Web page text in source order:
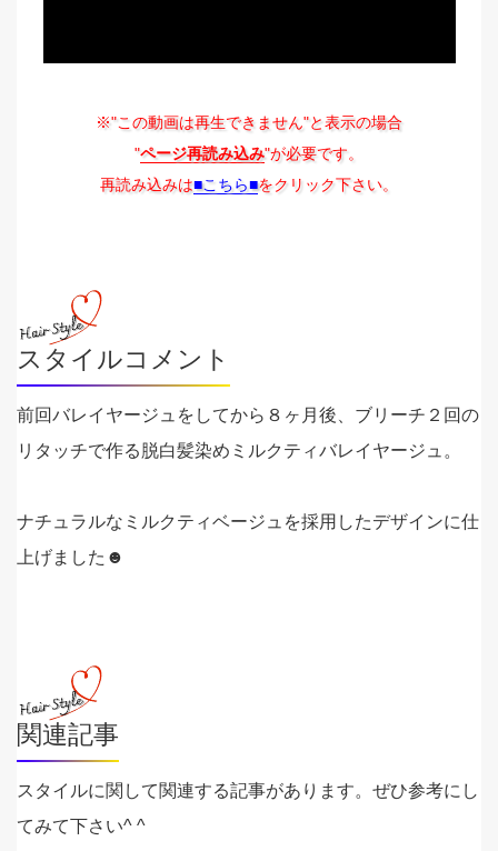
※"この動画は再生できません"と表示の場合
"ページ再読み込み"が必要です。
再読み込みは■こちら■をクリック下さい。
スタイルコメント
前回バレイヤージュをしてから８ヶ月後、ブリーチ２回の
リタッチで作る脱白髪染めミルクティバレイヤージュ。
ナチュラルなミルクティベージュを採用したデザインに仕
上げました☻
関連記事
スタイルに関して関連する記事があります。ぜひ参考にし
てみて下さい^ ^